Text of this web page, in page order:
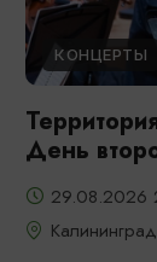
КОНЦЕРТЫ
День
29.08.2026